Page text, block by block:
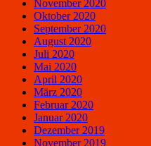
November 2020
Oktober 2020
September 2020
August 2020
Juli 2020
Mai 2020
April 2020
März 2020
Februar 2020
Januar 2020
Dezember 2019
November 2019